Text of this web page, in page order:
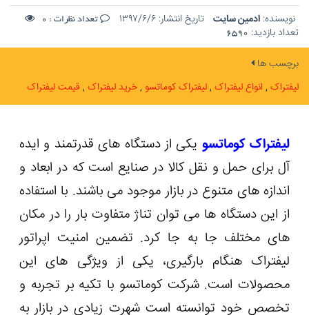
نویسنده: ادمین سایت تاریخ انتشار: ۱۳۹۷/۶/۶ تعداد نظرات : 0
تعداد بازدید: 6590
برچسب ها
لیفتراک انواع لیفتراک لیفتراک کوماتسو خرید لیفتراک قیمت لیفتراک
لیفتراک کوماتسو یکی از دستگاه های قدرتمند و ایده
آل برای حمل و نقل کالا در صنایع است که در ابعاد و
اندازه های متنوع در بازار موجود می باشند. با استفاده
از این دستگاه ها می توان تناژ متفاوت بار را در مکان
های مختلف جا به جا کرد. تضمین امنیت اپراتور
لیفتراک هنگام بارگیری، یکی از ویژگی های این
محصولات است. شرکت کوماتسو با تکیه بر تجربه و
تخصص خود توانسته است شهرت زیادی در بازار به